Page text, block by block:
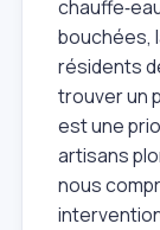
bouchées,
résidents
trouver un
est une
artisans
nous